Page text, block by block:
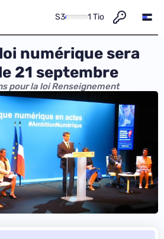
S3 1 Tio
numérique sera
21 septembre
pour la loi Renseignement